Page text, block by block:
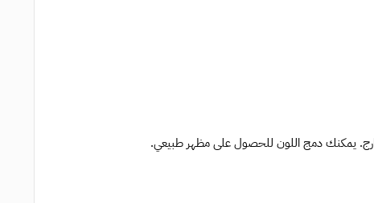
يمكنك دمج اللون للحصول على مظهر طبيعي.